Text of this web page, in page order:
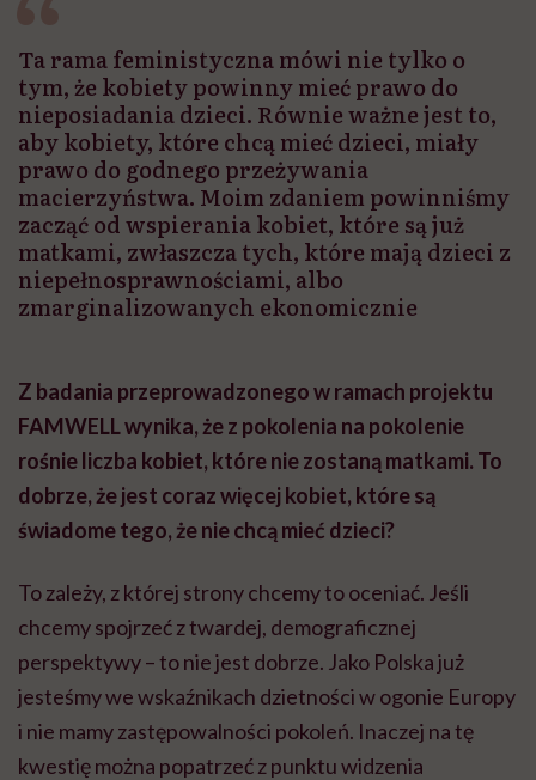
Ta rama feministyczna mówi nie tylko o
tym, że kobiety powinny mieć prawo do
nieposiadania dzieci. Równie ważne jest to,
aby kobiety, które chcą mieć dzieci, miały
prawo do godnego przeżywania
macierzyństwa. Moim zdaniem powinniśmy
zacząć od wspierania kobiet, które są już
matkami, zwłaszcza tych, które mają dzieci z
niepełnosprawnościami, albo
zmarginalizowanych ekonomicznie
Z badania przeprowadzonego w ramach projektu
FAMWELL wynika, że z pokolenia na pokolenie
rośnie liczba kobiet, które nie zostaną matkami. To
dobrze, że jest coraz więcej kobiet, które są
świadome tego, że nie chcą mieć dzieci?
To zależy, z której strony chcemy to oceniać. Jeśli
chcemy spojrzeć z twardej, demograficznej
perspektywy – to nie jest dobrze. Jako Polska już
jesteśmy we wskaźnikach dzietności w ogonie Europy
i nie mamy zastępowalności pokoleń. Inaczej na tę
kwestię można popatrzeć z punktu widzenia